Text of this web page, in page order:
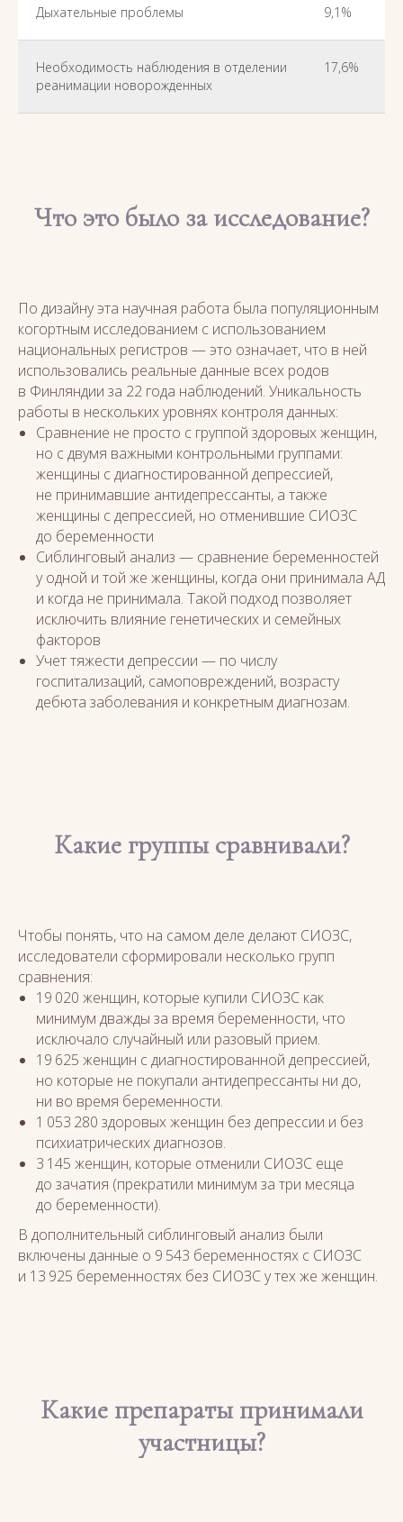
Дыхательные проблемы 9,1%
Необходимость наблюдения в отделении
реанимации новорожденных
17,6%
Что это было за исследование?
По дизайну эта научная работа была популяционным
когортным исследованием с использованием
национальных регистров — это означает, что в ней
использовались реальные данные всех родов
в Финляндии за 22 года наблюдений. Уникальность
работы в нескольких уровнях контроля данных:
Сравнение не просто с группой здоровых женщин,
но с двумя важными контрольными группами:
женщины с диагностированной депрессией,
не принимавшие антидепрессанты, а также
женщины с депрессией, но отменившие СИОЗС
до беременности
Сиблинговый анализ — сравнение беременностей
у одной и той же женщины, когда они принимала АД
и когда не принимала. Такой подход позволяет
исключить влияние генетических и семейных
факторов
Учет тяжести депрессии — по числу
госпитализаций, самоповреждений, возрасту
дебюта заболевания и конкретным диагнозам.
Какие группы сравнивали?
Чтобы понять, что на самом деле делают СИОЗС,
исследователи сформировали несколько групп
сравнения:
19 020 женщин, которые купили СИОЗС как
минимум дважды за время беременности, что
исключало случайный или разовый прием.
19 625 женщин с диагностированной депрессией,
но которые не покупали антидепрессанты ни до,
ни во время беременности.
1 053 280 здоровых женщин без депрессии и без
психиатрических диагнозов.
3 145 женщин, которые отменили СИОЗС еще
до зачатия (прекратили минимум за три месяца
до беременности).
В дополнительный сиблинговый анализ были
включены данные о 9 543 беременностях с СИОЗС
и 13 925 беременностях без СИОЗС у тех же женщин.
Какие препараты принимали
участницы?